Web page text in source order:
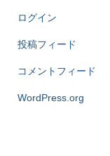
ログイン
投稿フィード
コメントフィード
WordPress.org